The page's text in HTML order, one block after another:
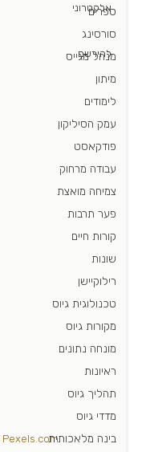
ספרים
סורסינג
מנהל מגייס
מיתון
לימודים
עמק הסיליקון
פודקאסט
עבודה מרחוק
צמיחה מואצת
פער תרבות
קורות חיים
שונות
רילוקיישן
טכנולוגית גיוס
מקורות גיוס
מונחה נתונים
ראיונות
תהליך גיוס
מדדי גיוס
בינה מלאכותית
אלקטרוני
להירשם
Pexels.com